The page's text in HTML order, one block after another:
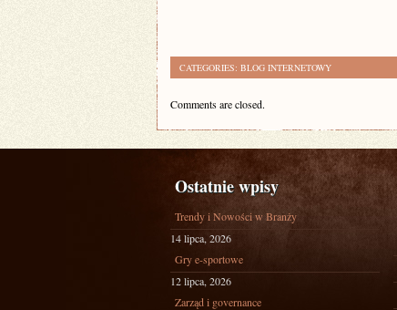
CATEGORIES: BLOG INTERNETOWY
Comments are closed.
Ostatnie wpisy
Trendy i Nowości w Branży
14 lipca, 2026
Gry e-sportowe
12 lipca, 2026
Zarząd i governance